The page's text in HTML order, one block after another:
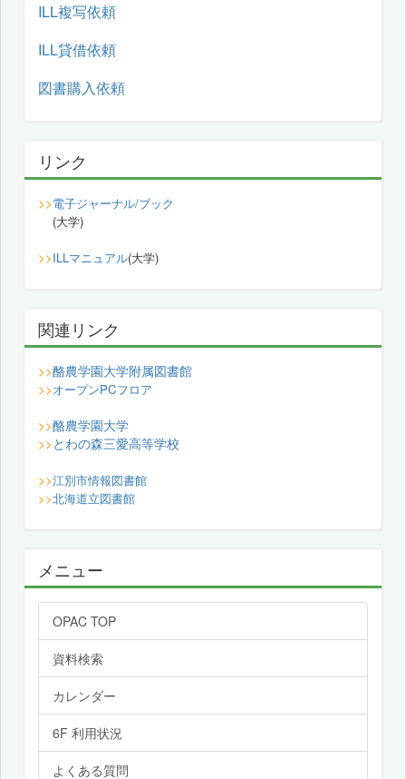
ILL複写依頼
ILL貸借依頼
図書購入依頼
リンク
>>電子ジャーナル/ブック
(大学)
>>ILLマニュアル(大学)
関連リンク
>>酪農学園大学附属図書館
>>オープンPCフロア
>>酪農学園大学
>> とわの森三愛高等学校
>>江別市情報図書館
>>北海道立図書館
メニュー
OPAC TOP
資料検索
カレンダー
6F 利用状況
よくある質問